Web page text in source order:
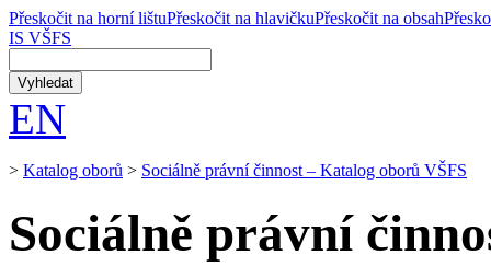
Přeskočit na horní lištuPřeskočit na hlavičkuPřeskočit na obsah
IS VŠFS
EN
> Katalog oborů > Sociálně právní činnost – Katalog oborů VŠFS
Sociálně právní